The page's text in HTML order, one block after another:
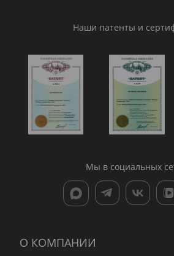
Наши патенты и
Мы в социальных
О КОМПАНИИ